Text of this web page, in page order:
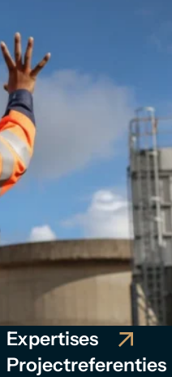
Expertises
Projectreferenties